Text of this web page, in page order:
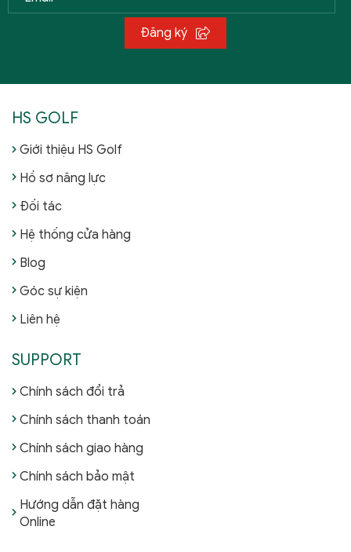
Đăng ký
HS GOLF
Giới thiệu HS Golf
Hồ sơ năng lực
Đối tác
Hệ thống cửa hàng
Blog
Góc sự kiện
Liên hệ
SUPPORT
Chính sách đổi trả
Chính sách thanh toán
Chính sách giao hàng
Chính sách bảo mật
Hướng dẫn đặt hàng
Online